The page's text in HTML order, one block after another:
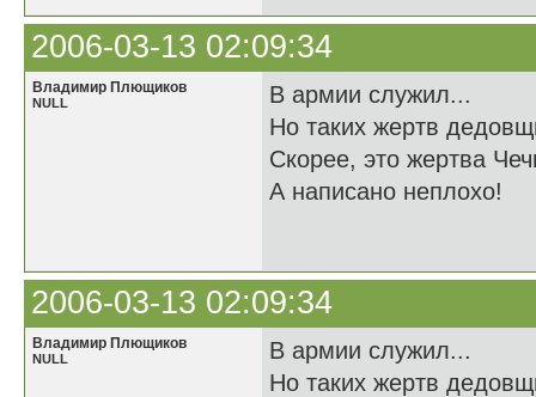
2006-03-13 02:09:34
Владимир Плющиков
NULL
В армии служил...
Но таких жертв
Скорее, это жертва
А написано неплохо!
2006-03-13 02:09:34
Владимир Плющиков
NULL
В армии служил...
Но таких жертв